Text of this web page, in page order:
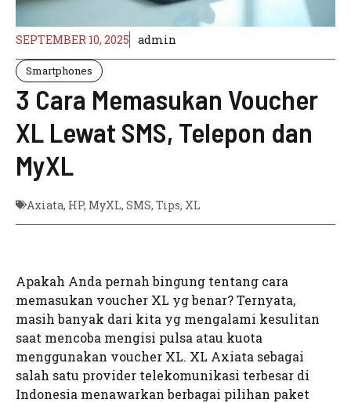
SEPTEMBER 10, 2025 admin
Smartphones
3 Cara Memasukan Voucher
XL Lewat SMS, Telepon dan
MyXL
Axiata, HP, MyXL, SMS, Tips, XL
Apakah Anda pernah bingung tentang cara
memasukan voucher XL yg benar? Ternyata,
masih banyak dari kita yg mengalami kesulitan
saat mencoba mengisi pulsa atau kuota
menggunakan voucher XL. XL Axiata sebagai
salah satu provider telekomunikasi terbesar di
Indonesia menawarkan berbagai pilihan paket